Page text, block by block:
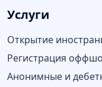
Услуги
Открытие
Регистрация
Анонимные и